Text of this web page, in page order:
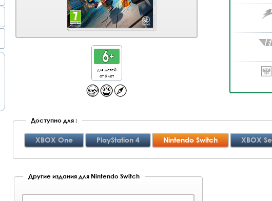
для детей
от 6 лет
Доступно для :
XBOX One PlayStation 4 Nintendo Switch XBOX
Другие издания для Nintendo Switch